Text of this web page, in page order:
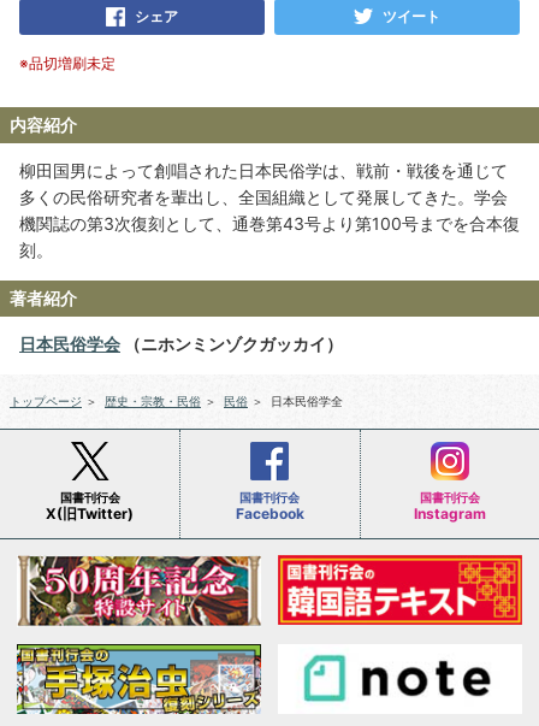
シェア ツイート
※品切増刷未定
内容紹介
柳田国男によって創唱された日本民俗学は、戦前・戦後を通じて
多くの民俗研究者を輩出し、全国組織として発展してきた。学会
機関誌の第3次復刻として、通巻第43号より第100号までを合本復
刻。
著者紹介
日本民俗学会 （ニホンミンゾクガッカイ）
トップページ ＞ 歴史・宗教・民俗 ＞ 民俗 ＞ 日本民俗学全
国書刊行会
X(旧Twitter)
国書刊行会
Facebook
国書刊行会
Instagram